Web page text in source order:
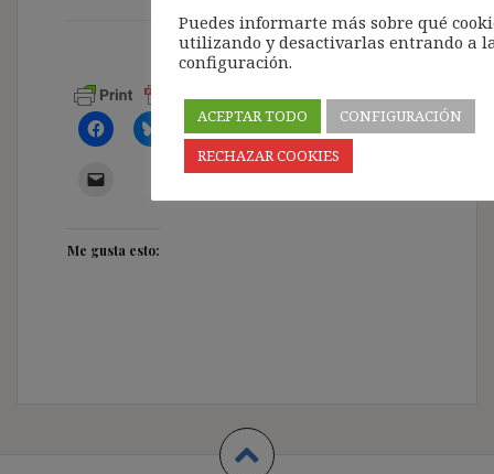
Me gusta esto:
Puedes informarte más sobre qué
utilizando y desactivarlas entrando a
configuración.
ACEPTAR TODO
CONFIGURACIÓN
RECHAZAR COOKIES